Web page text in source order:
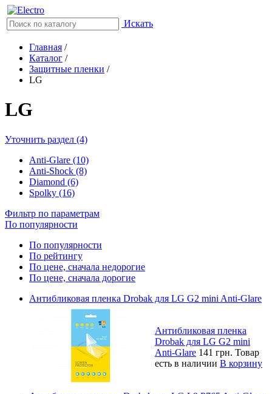
Искать
Главная /
Каталог /
Защитные пленки /
LG
LG
Уточнить раздел (4)
Anti-Glare (10)
Anti-Shock (8)
Diamond (6)
Spolky (16)
Фильтр по параметрам
По популярности
По популярности
По рейтингу
По цене, сначала недорогие
По цене, сначала дорогие
Антибликовая пленка Drobak для LG G2 mini Anti-Glare
Антибликовая пленка
Drobak для LG G2 mini
Anti-Glare 141 грн. Товар
есть в наличии В корзину